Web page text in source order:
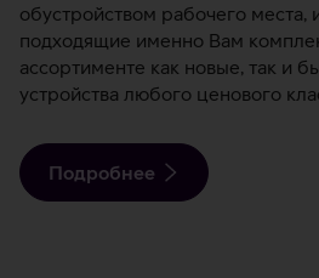
обустройством рабочего места,
подходящие именно Вам
ассортименте как новые, так и
устройства любого ценового
Подробнее